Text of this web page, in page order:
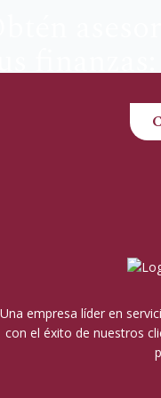
Una empresa líder en
con el éxito de nuestros